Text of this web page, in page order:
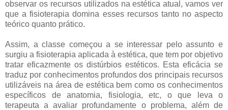
observar os recursos utilizados na estética atual, vamos ver
que a fisioterapia domina esses recursos tanto no aspecto
teórico quanto prático.
Assim, a classe começou a se interessar pelo assunto e
surgiu a fisioterapia aplicada à estética, que tem por objetivo
tratar eficazmente os distúrbios estéticos. Esta eficácia se
traduz por conhecimentos profundos dos principais recursos
utilizáveis na área de estética bem como os conhecimentos
específicos de anatomia, fisiologia, etc, o que leva o
terapeuta a avaliar profundamente o problema, além de